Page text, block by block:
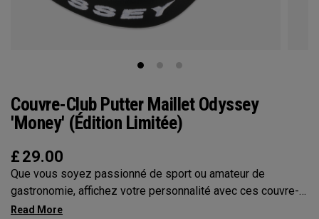
Couvre-Club Putter Maillet Odyssey
'Money' (Édition Limitée)
£ 29.00
Que vous soyez passionné de sport ou amateur de
gastronomie, affichez votre personnalité avec ces couvre-
putters Odyssey